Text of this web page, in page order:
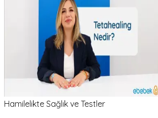
Hamilelikte Sağlık ve Testler